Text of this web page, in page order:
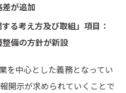
が追加
る考え方及び取組」項目：
備の方針が新設
を中心とした義務となってい
開示が求められていくことで